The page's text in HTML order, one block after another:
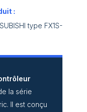
:
type FX1S-
la série
Il est conçu